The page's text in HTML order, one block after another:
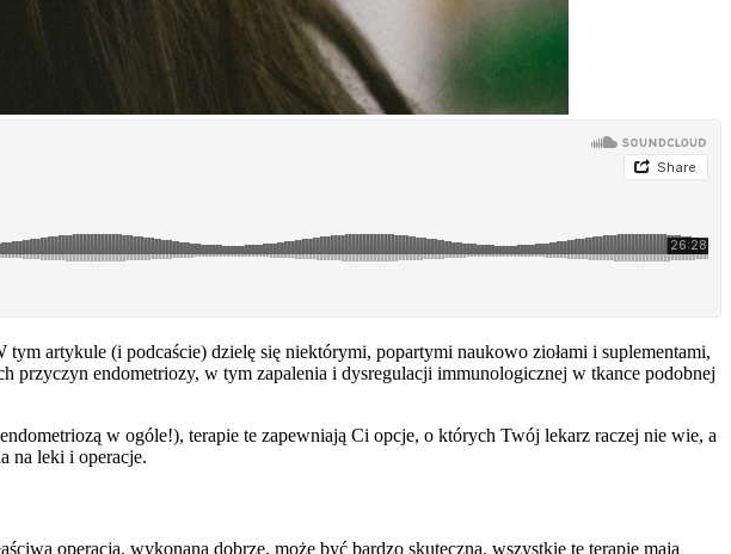
artykule (i podcaście) dzielę się niektórymi, popartymi naukowo ziołami i suplementami,
endometriozy, w tym zapalenia i dysregulacji immunologicznej w tkance podobnej
w ogóle!), terapie te zapewniają Ci opcje, o których Twój lekarz raczej nie wie, a
na leki i operacje.
operacja, wykonana dobrze, może być bardzo skuteczna, wszystkie te terapie mają